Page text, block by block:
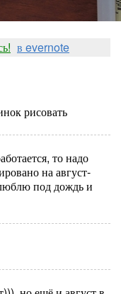
в evernote
рисовать
то надо
на август-
под дождь и